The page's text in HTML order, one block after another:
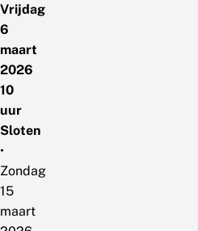
Vrijdag
6
maart
2026
10
uur
Sloten
•
Zondag
15
maart